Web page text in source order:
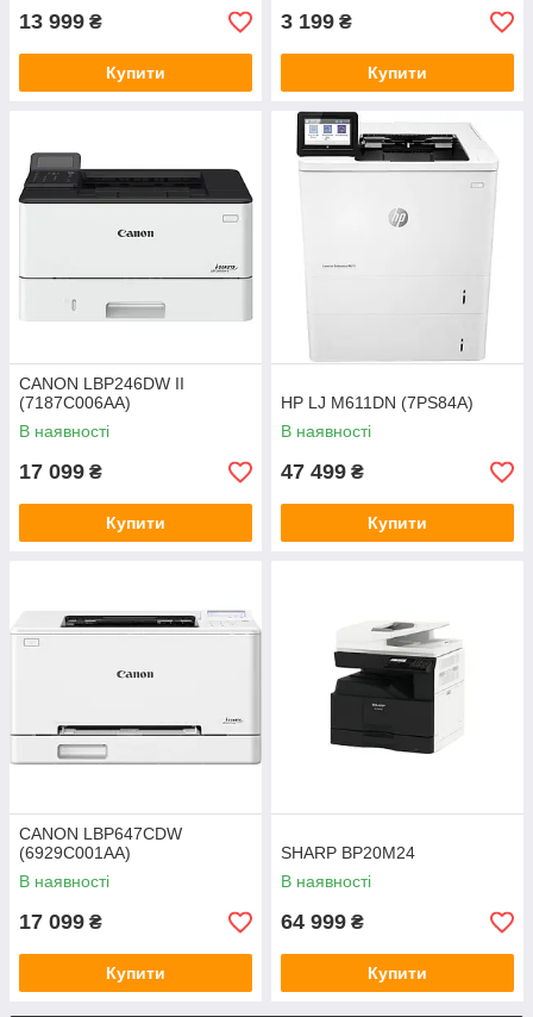
13 999 ₴
Купити
3 199 ₴
Купити
CANON LBP246DW II
(7187C006AA)
В наявності
17 099 ₴
Купити
HP LJ M611DN (7PS84A)
В наявності
47 499 ₴
Купити
CANON LBP647CDW
(6929C001AA)
В наявності
17 099 ₴
Купити
SHARP BP20M24
В наявності
64 999 ₴
Купити